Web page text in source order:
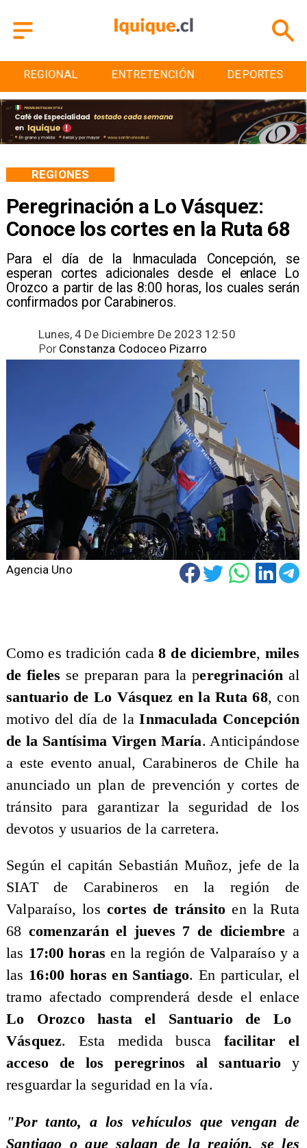
ENTRETENCIÓN DEPORTES
Peregrinación a Lo Vásquez:
Conoce los cortes en la Ruta 68
Para el día de la Inmaculada Concepción, se
esperan cortes adicionales desde el enlace Lo
Orozco a partir de las 8:00 horas, los cuales serán
confirmados por Carabineros.
REGIONES
Lunes, 4 De Diciembre De 2023 12:50
Constanza Codoceo Pizarro
Por
Agencia Uno
Como es tradición cada8 de diciembre,miles
de fieles se preparan para la peregrinación al
santuario de Lo Vásquez en la Ruta 68, con
motivo del día de laInmaculada Concepción
de la Santísima Virgen María. Anticipándose
a este evento anual, Carabineros de Chile ha
anunciado un plan de prevención y cortes de
tránsito para garantizar la seguridad de los
devotos y usuarios de la carretera.
​Según el capitán Sebastián Muñoz, jefe de la
SIAT de Carabineros en la región de
Valparaíso, los cortes de tránsito en la Ruta
68 comenzarán el jueves 7 de diciembre a
las 17:00 horas en la región de Valparaíso y a
las 16:00 horas en Santiago. En particular, el
tramo afectado comprenderá desde el enlace
Lo Orozco hasta el Santuario de Lo
Vásquez. Esta medida busca facilitar el
acceso de los peregrinos al santuario y
resguardar la seguridad en la vía.
​"Por tanto, a los vehículos que vengan de
Santiago o que salgan de la región, se les